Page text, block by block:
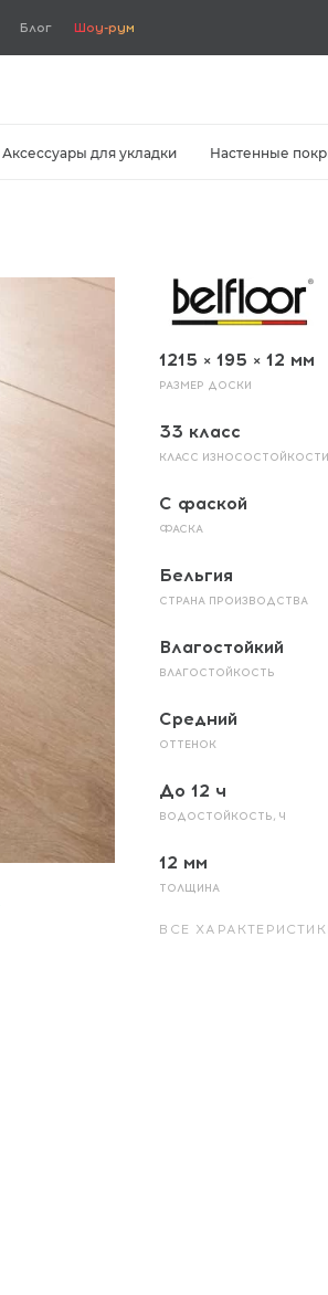
Блог Шоу-рум
Аксессуары для укладки Настенные
1215 × 195 × 12 мм
РАЗМЕР ДОСКИ
33 класс
КЛАСС ИЗНОСОСТОЙКОСТИ
С фаской
ФАСКА
Бельгия
СТРАНА ПРОИЗВОДСТВА
Влагостойкий
ВЛАГОСТОЙКОСТЬ
Средний
ОТТЕНОК
До 12 ч
ВОДОСТОЙКОСТЬ, Ч
12 мм
ТОЛЩИНА
ВСЕ